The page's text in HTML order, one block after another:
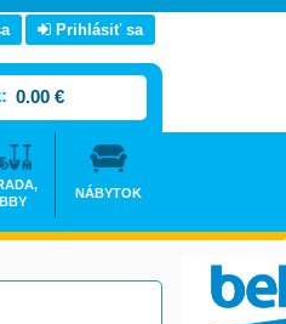
Prihlásiť sa
0.00 €
NÁBYTOK